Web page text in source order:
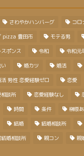
さわやかハンバーグ コロ
pizza 豊田市 モテる男
スポンス 令和 令和元
婚カツ 婚活
男性 恋愛経験ゼロ 恋愛
相談所 恋愛経験なし
時間 条件 榊原
結婚 結婚相談所
結婚相談所 親コン 親